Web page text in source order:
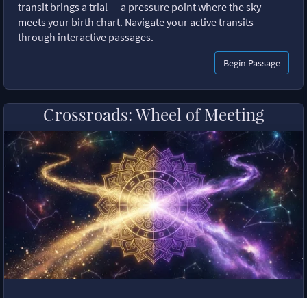
transit brings a trial — a pressure point where the sky
meets your birth chart. Navigate your active transits
through interactive passages.
Begin Passage
Crossroads: Wheel of Meeting